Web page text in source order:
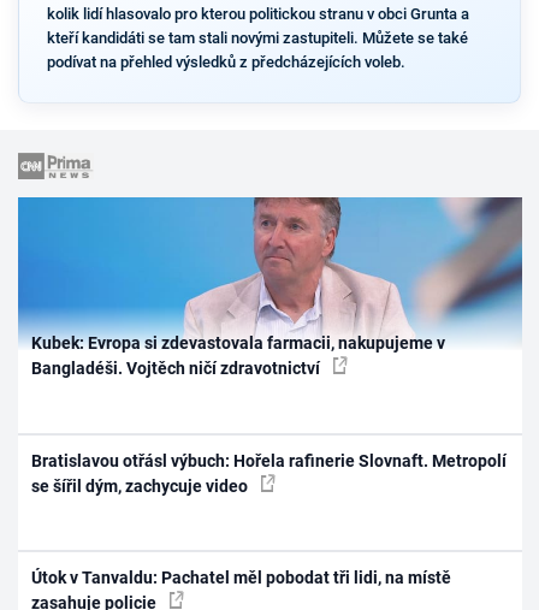
kolik lidí hlasovalo pro kterou politickou stranu v obci Grunta a
kteří kandidáti se tam stali novými zastupiteli. Můžete se také
podívat na přehled výsledků z předcházejících voleb.
Kubek: Evropa si zdevastovala farmacii, nakupujeme v
Bangladéši. Vojtěch ničí zdravotnictví
Bratislavou otřásl výbuch: Hořela rafinerie Slovnaft. Metropolí
se šířil dým, zachycuje video
Útok v Tanvaldu: Pachatel měl pobodat tři lidi, na místě
zasahuje policie